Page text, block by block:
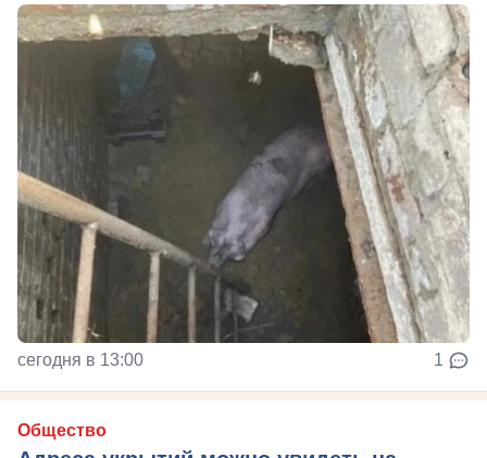
сегодня в 13:00 1
Общество